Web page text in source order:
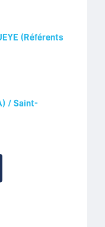
(Référents
/ Saint-